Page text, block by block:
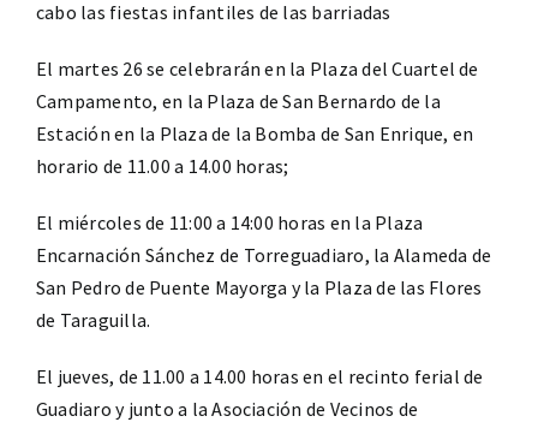
cabo las fiestas infantiles de las barriadas
El martes 26 se celebrarán en la Plaza del Cuartel de
Campamento, en la Plaza de San Bernardo de la
Estación en la Plaza de la Bomba de San Enrique, en
horario de 11.00 a 14.00 horas;
El miércoles de 11:00 a 14:00 horas en la Plaza
Encarnación Sánchez de Torreguadiaro, la Alameda de
San Pedro de Puente Mayorga y la Plaza de las Flores
de Taraguilla.
El jueves, de 11.00 a 14.00 horas en el recinto ferial de
Guadiaro y junto a la Asociación de Vecinos de